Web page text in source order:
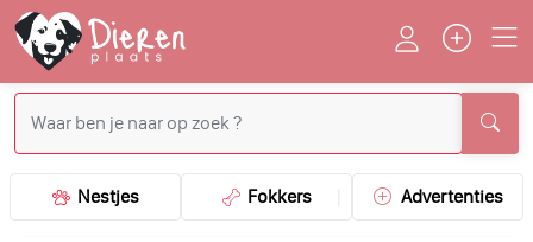
Nestjes Fokkers Advertenties